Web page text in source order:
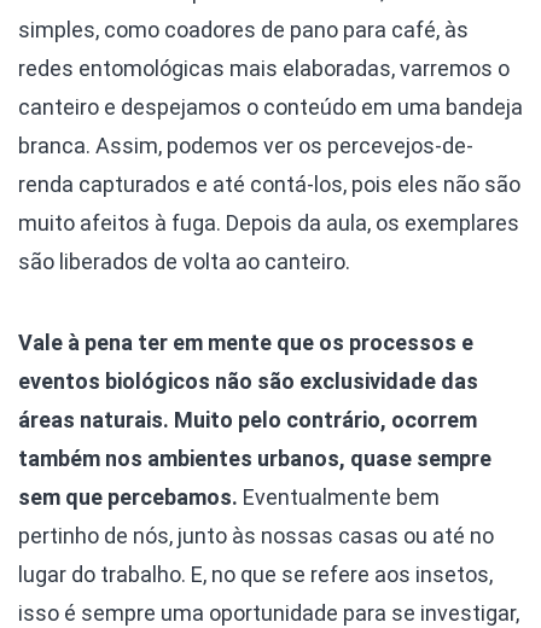
simples, como coadores de pano para café, às
redes entomológicas mais elaboradas, varremos o
canteiro e despejamos o conteúdo em uma bandeja
branca. Assim, podemos ver os percevejos-de-
renda capturados e até contá-los, pois eles não são
muito afeitos à fuga. Depois da aula, os exemplares
são liberados de volta ao canteiro.
Vale à pena ter em mente que os processos e
eventos biológicos não são exclusividade das
áreas naturais. Muito pelo contrário, ocorrem
também nos ambientes urbanos, quase sempre
sem que percebamos. Eventualmente bem
pertinho de nós, junto às nossas casas ou até no
lugar do trabalho. E, no que se refere aos insetos,
isso é sempre uma oportunidade para se investigar,